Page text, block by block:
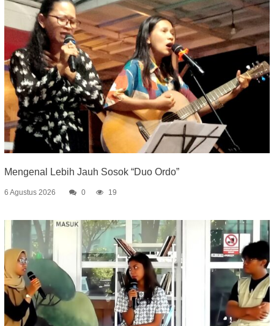
Mengenal Lebih Jauh Sosok “Duo Ordo”
6 Agustus 2026 0 19